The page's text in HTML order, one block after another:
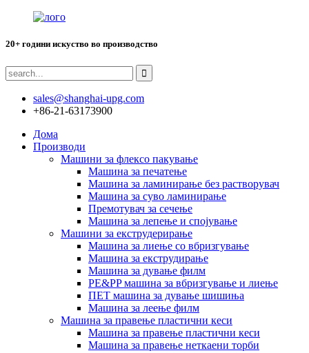
20+ години искуство во производство
sales@shanghai-upg.com
+86-21-63173900
Дома
Производи
Машини за флексо пакување
Машина за печатење
Машина за ламинирање без растворувач
Машина за суво ламинирање
Премотувач за сечење
Машина за лепење и спојување
Машини за екструдерирање
Машина за лиење со вбризгување
Машина за екструдирање
Машина за дување филм
PE&PP машина за вбризгување и лиење
ПЕТ машина за дување шишиња
Машина за леење филм
Машина за правење пластични кеси
Машина за правење пластични кеси
Машина за правење неткаени торби